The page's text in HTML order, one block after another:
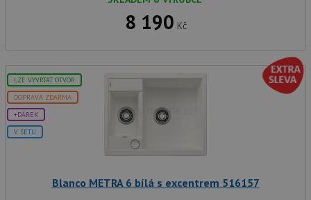
8 190 Kč
LZE VYVRTAT OTVOR
DOPRAVA ZDARMA
+DÁREK
V SETU
Blanco METRA 6 bílá s excentrem 516157